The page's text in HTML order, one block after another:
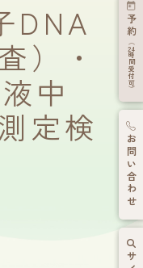
予約
（
24
時間受付可）
お問い合わせ
DNA
）・
中
定検